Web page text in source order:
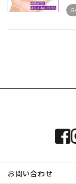
お問い合わせ